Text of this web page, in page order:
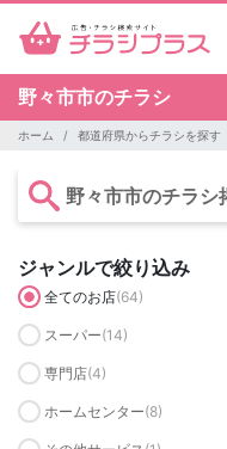
野々市市のチラシ
ホーム 都道府県からチラシを探す
野々市市のチラシ
ジャンルで絞り込み
全てのお店(64)
スーパー(14)
専門店(4)
ホームセンター(8)